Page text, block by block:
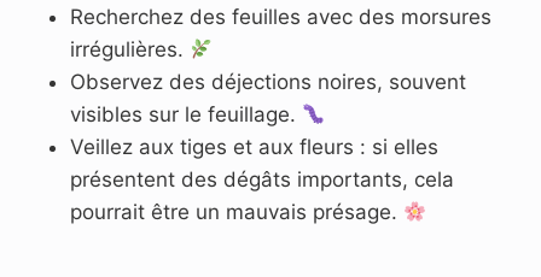
Recherchez des feuilles avec des morsures
irrégulières.
Observez des déjections noires, souvent
visibles sur le feuillage.
Veillez aux tiges et aux fleurs : si elles
présentent des dégâts importants, cela
pourrait être un mauvais présage.